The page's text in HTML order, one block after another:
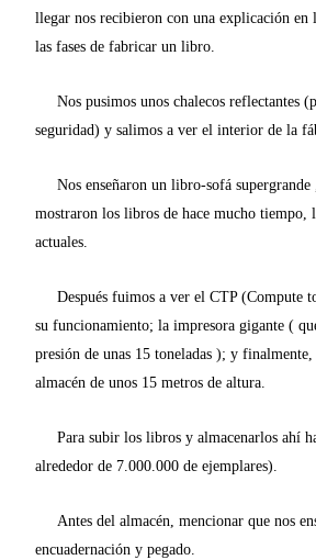
llegar nos recibieron con una explicación en
las fases de fabricar un libro.
Nos pusimos unos chalecos reflectantes
seguridad) y salimos a ver el interior de la
Nos enseñaron un libro-sofá supergrande
mostraron los libros de hace mucho tiempo,
actuales.
Después fuimos a ver el CTP (Compute
su funcionamiento; la impresora gigante (
presión de unas 15 toneladas ); y
almacén de unos 15 metros de altura.
Para subir los libros y almacenarlos ahí
alrededor de 7.000.000 de ejemplares).
Antes del almacén, mencionar que nos
encuadernación y pegado.